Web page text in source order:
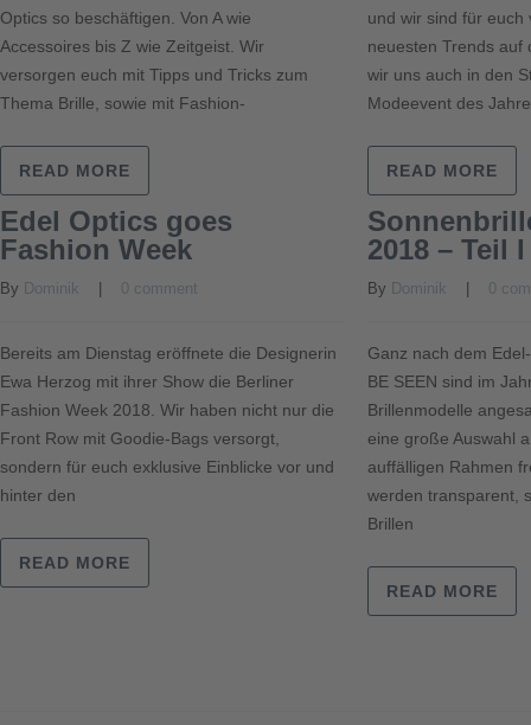
Optics so beschäftigen. Von A wie
Accessoires bis Z wie Zeitgeist. Wir
versorgen euch mit Tipps und Tricks zum
Thema Brille, sowie mit Fashion-
READ MORE
und wir sind für
neuesten Trends auf
wir uns auch in den
Modeevent des
READ MORE
Edel Optics goes
Fashion Week
By Dominik
    |
0 comment
Bereits am Dienstag eröffnete die Designerin
Ewa Herzog mit ihrer Show die Berliner
Fashion Week 2018. Wir haben nicht nur die
Front Row mit Goodie-Bags versorgt,
sondern für euch exklusive Einblicke vor und
hinter den
READ MORE
2018 – Teil I
By Dominik
    |
0
Ganz nach dem
BE SEEN sind im
Brillenmodelle
eine große Auswahl
auffälligen Rahmen
werden transparent,
Brillen
READ MORE